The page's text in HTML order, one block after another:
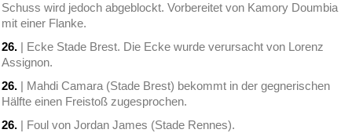
Schuss wird jedoch abgeblockt. Vorbereitet von Kamory Doumbia
mit einer Flanke.
26. | Ecke Stade Brest. Die Ecke wurde verursacht von Lorenz
Assignon.
26. | Mahdi Camara (Stade Brest) bekommt in der gegnerischen
Hälfte einen Freistoß zugesprochen.
26. | Foul von Jordan James (Stade Rennes).